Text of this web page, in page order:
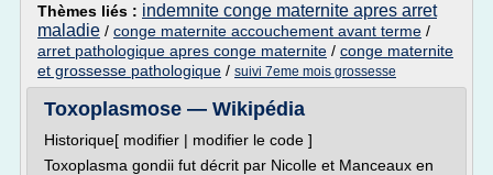
Thèmes liés : indemnite conge maternite apres arret
maladie / conge maternite accouchement avant terme /
arret pathologique apres conge maternite / conge maternite
et grossesse pathologique / suivi 7eme mois grossesse
Toxoplasmose — Wikipédia
Historique[ modifier | modifier le code ]
Toxoplasma gondii fut décrit par Nicolle et Manceaux en